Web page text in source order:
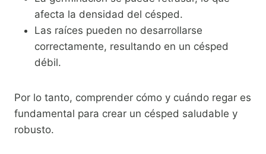
afecta la densidad del césped.
Las raíces pueden no desarrollarse
correctamente, resultando en un césped
débil.
Por lo tanto, comprender cómo y cuándo regar es
fundamental para crear un césped saludable y
robusto.